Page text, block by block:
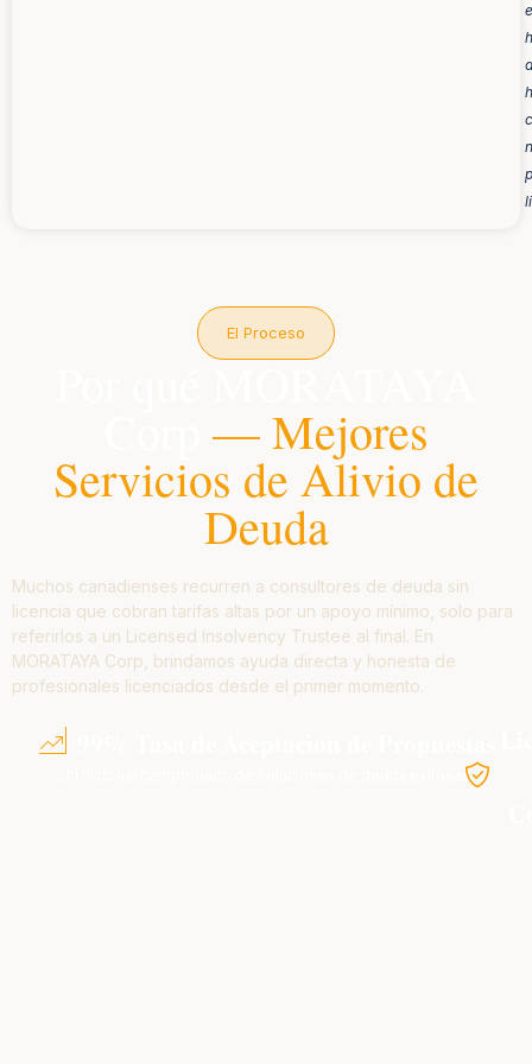
El Proceso
— Mejores
Servicios de Alivio de
Deuda
Muchos canadienses recurren a consultores de deuda sin
licencia que cobran tarifas altas por un apoyo mínimo, solo para
referirlos a un Licensed Insolvency Trustee al final. En
MORATAYA Corp, brindamos ayuda directa y honesta de
profesionales licenciados desde el primer momento.
Un historial comprobado de soluciones de deuda exitosas.